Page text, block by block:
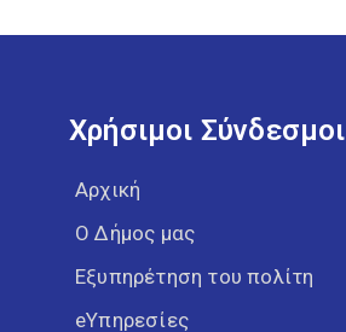
Χρήσιμοι Σύνδεσμοι
Αρχική
Ο Δήμος μας
Εξυπηρέτηση του πολίτη
eΥπηρεσίες